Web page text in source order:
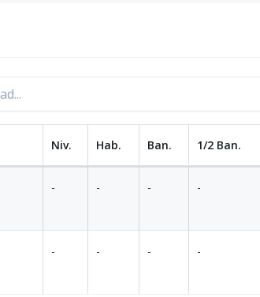
Niv. Hab. Ban. 1/2 Ban.
- - - -
- - - -